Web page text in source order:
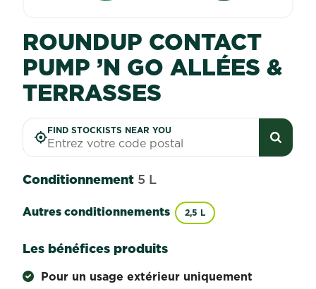
ROUNDUP CONTACT
PUMP ’N GO ALLÉES &
TERRASSES
FIND STOCKISTS NEAR YOU
Conditionnement 5 L
Autres conditionnements 2,5 L
Les bénéfices produits
Pour un usage extérieur uniquement